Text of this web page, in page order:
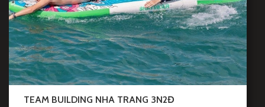
TEAM BUILDING NHA TRANG 3N2Đ